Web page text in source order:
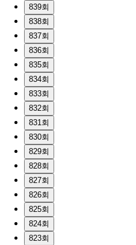
839회
838회
837회
836회
835회
834회
833회
832회
831회
830회
829회
828회
827회
826회
825회
824회
823회